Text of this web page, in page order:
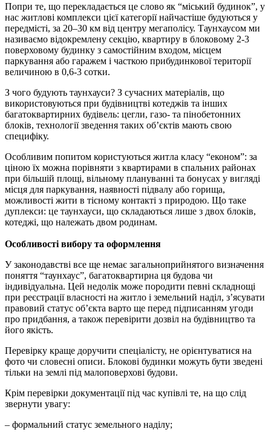
Попри те, що перекладається це слово як “міський будинок”, у
нас житлові комплекси цієї категорії найчастіше будуються у
передмісті, за 20–30 км від центру мегаполісу. Таунхаусом ми
називаємо відокремлену секцію, квартиру в блоковому 2-3
поверховому будинку з самостійним входом, місцем
паркування або гаражем і часткою прибудинкової території
величиною в 0,6-3 сотки.
З чого будують таунхауси? З сучасних матеріалів, що
використовуються при будівництві котеджів та інших
багатоквартирних будівель: цегли, газо- та пінобетонних
блоків, технології зведення таких об’єктів мають свою
специфіку.
Особливим попитом користуються житла класу “економ”: за
ціною їх можна порівняти з квартирами в спальних районах
при більшій площі, вільному плануванні та бонусах у вигляді
місця для паркування, наявності підвалу або горища,
можливості жити в тісному контакті з природою. Що таке
дуплекси: це таунхауси, що складаються лише з двох блоків,
котеджі, що належать двом родинам.
Особливості вибору та оформлення
У законодавстві все ще немає загальноприйнятого визначення
поняття “таунхаус”, багатоквартирна ця будова чи
індивідуальна. Цей недолік може породити певні складнощі
при реєстрації власності на житло і земельний наділ, з’ясувати
правовий статус об’єкта варто ще перед підписанням угоди
про придбання, а також перевірити дозвіл на будівництво та
його якість.
Перевірку краще доручити спеціалісту, не орієнтуватися на
фото чи словесні описи. Блокові будинки можуть бути зведені
тільки на землі під малоповерхові будови.
Крім перевірки документації під час купівлі те, на що слід
звернути увагу:
– формальний статус земельного наділу;